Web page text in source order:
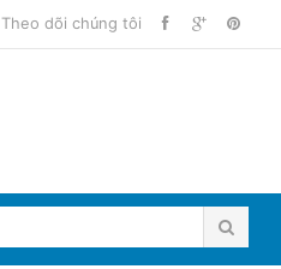
Theo dõi chúng tôi